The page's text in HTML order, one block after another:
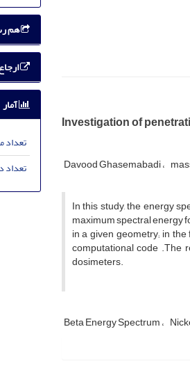
Investigation of
Davood Ghasemabadi
In this study, the energy
maximum spectral energy
in a given geometry; in
computational code .The
dosimeters.
Beta Energy Spectrum
هم
آمار
تعداد
تعداد